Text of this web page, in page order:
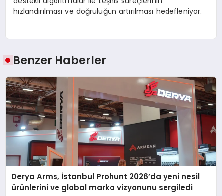
hızlandırılması ve doğruluğun artırılması hedefleniyor.
Benzer Haberler
Derya Arms, İstanbul Prohunt 2026’da yeni nesil
ürünlerini ve global marka vizyonunu sergiledi